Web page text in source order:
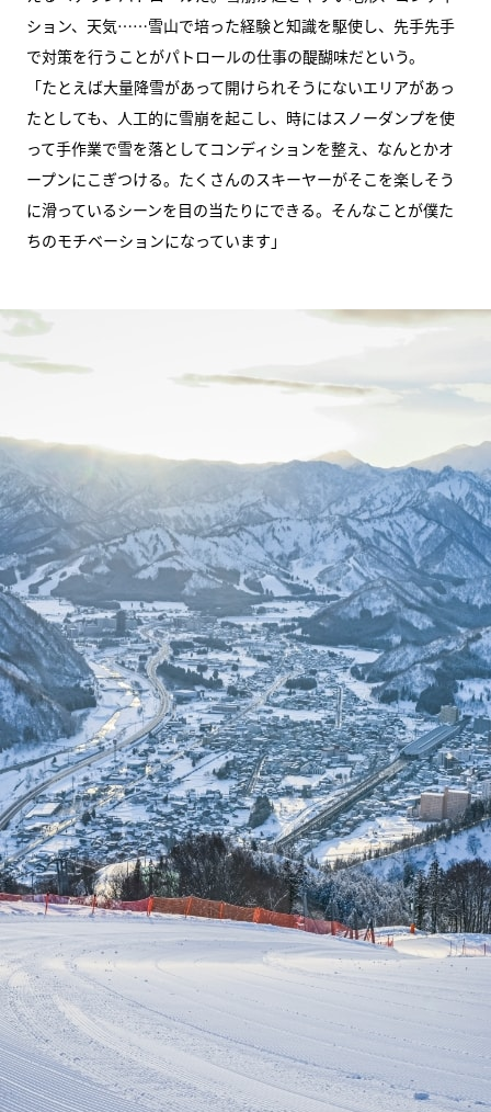
ション、天気……雪山で培った経験と知識を駆使し、先手先手
で対策を行うことがパトロールの仕事の醍醐味だという。
「たとえば大量降雪があって開けられそうにないエリアがあっ
たとしても、人工的に雪崩を起こし、時にはスノーダンプを使
って手作業で雪を落としてコンディションを整え、なんとかオ
ープンにこぎつける。たくさんのスキーヤーがそこを楽しそう
に滑っているシーンを目の当たりにできる。そんなことが僕た
ちのモチベーションになっています」